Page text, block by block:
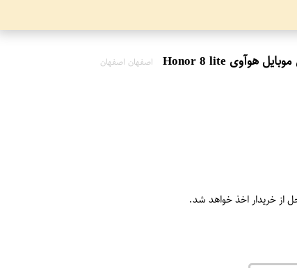
اصفهان اصفهان
از خریدار اخذ خواهد شد.